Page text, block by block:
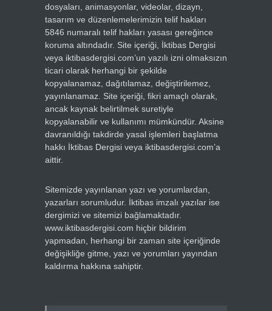
dosyaları, animasyonlar, videolar, dizayn,
tasarım ve düzenlemelerimizin telif hakları
5846 numaralı telif hakları yasası gereğince
koruma altındadır. Site içeriği, İktibas Dergisi
veya iktibasdergisi.com’un yazılı izni olmaksızın
ticari olarak herhangi bir şekilde
kopyalanamaz, dağıtılamaz, değiştirilemez,
yayınlanamaz. Site içeriği, fikri amaçlı olarak,
ancak kaynak belirtilmek suretiyle
kopyalanabilir ve kullanımı mümkündür. Aksine
davranıldığı takdirde yasal işlemleri başlatma
hakkı İktibas Dergisi veya iktibasdergisi.com’a
aittir.
Sitemizde yayınlanan yazı ve yorumlardan,
yazarları sorumludur. İktibas imzalı yazılar ise
dergimizi ve sitemizi bağlamaktadır.
www.iktibasdergisi.com hiçbir bildirim
yapmadan, herhangi bir zaman site içeriğinde
değişikliğe gitme, yazı ve yorumları yayından
kaldırma hakkına sahiptir.